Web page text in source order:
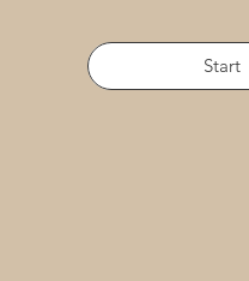
Start